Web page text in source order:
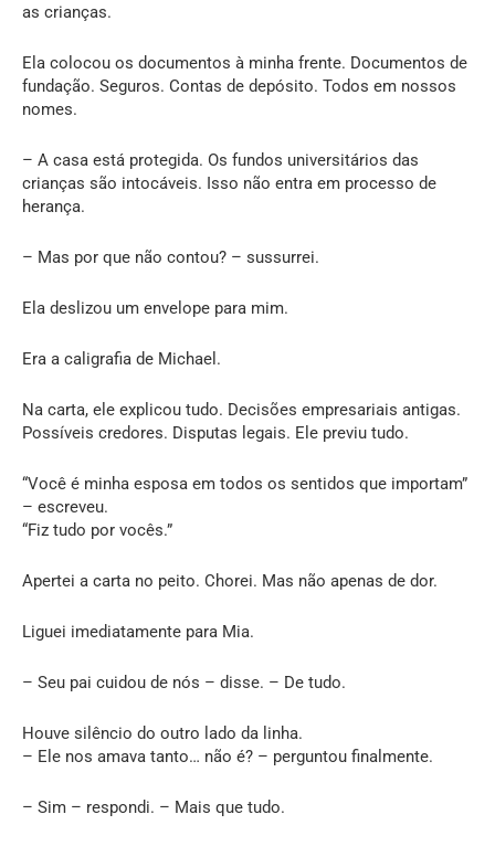
as crianças.
Ela colocou os documentos à minha frente. Documentos de
fundação. Seguros. Contas de depósito. Todos em nossos
nomes.
– A casa está protegida. Os fundos universitários das
crianças são intocáveis. Isso não entra em processo de
herança.
– Mas por que não contou? – sussurrei.
Ela deslizou um envelope para mim.
Era a caligrafia de Michael.
Na carta, ele explicou tudo. Decisões empresariais antigas.
Possíveis credores. Disputas legais. Ele previu tudo.
“Você é minha esposa em todos os sentidos que importam”
– escreveu.
“Fiz tudo por vocês.”
Apertei a carta no peito. Chorei. Mas não apenas de dor.
Liguei imediatamente para Mia.
– Seu pai cuidou de nós – disse. – De tudo.
Houve silêncio do outro lado da linha.
– Ele nos amava tanto… não é? – perguntou finalmente.
– Sim – respondi. – Mais que tudo.